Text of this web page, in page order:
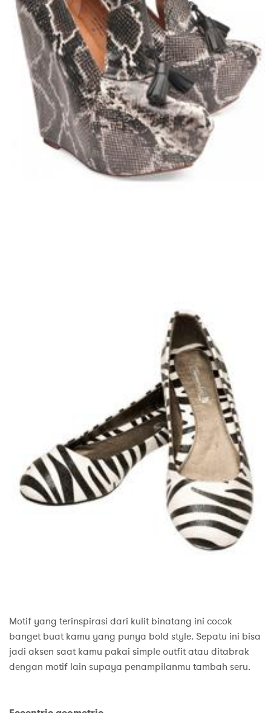
Motif yang terinspirasi dari kulit binatang ini cocok
banget buat kamu yang punya bold style. Sepatu ini bisa
jadi aksen saat kamu pakai simple outfit atau ditabrak
dengan motif lain supaya penampilanmu tambah seru.